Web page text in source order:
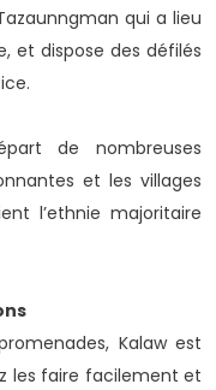
qui a lieu
et dispose des défilés
de nombreuses
et les villages
l’ethnie majoritaire
Kalaw est
les faire facilement et